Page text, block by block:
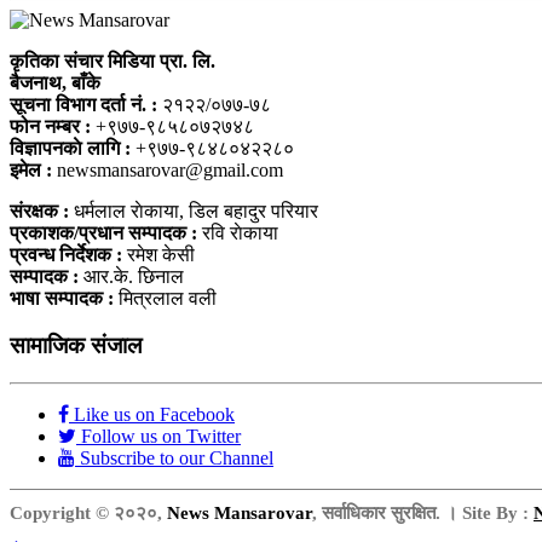
कृतिका संचार मिडिया प्रा. लि.
बैजनाथ, बाँके
सूचना विभाग दर्ता नं. : २१२२/०७७-७८
फोन नम्बर : +९७७-९८५८०७२७४८
विज्ञापनकाे लागि : +९७७-९८४८०४२२८०
इमेल : newsmansarovar@gmail.com
संरक्षक : धर्मलाल राेकाया, डिल बहादुर परियार
प्रकाशक/प्रधान सम्पादक : रवि राेकाया
प्रवन्ध निर्देशक : रमेश केसी
सम्पादक : आर.के. छिनाल
भाषा सम्पादक : मित्रलाल वली
सामाजिक संजाल
Like us on Facebook
Follow us on Twitter
Subscribe to our Channel
Copyright © २०२०, News Mansarovar, सर्वाधिकार सुरक्षित. । Site By :